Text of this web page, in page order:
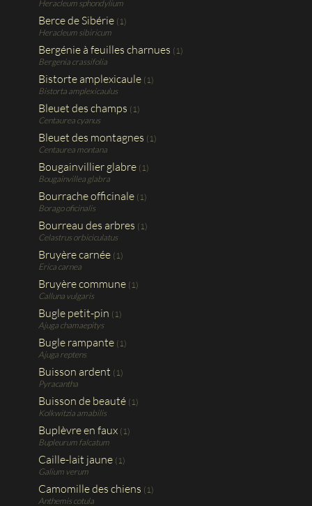
Heracleum sphondylium
Berce de Sibérie (1)
Heracleum sibiricum
Bergénie à feuilles charnues (1)
Bergenia crassifolia
Bistorte amplexicaule (1)
Bistorta amplexicaulus
Bleuet des champs (1)
Centaurea cyanus
Bleuet des montagnes (1)
Centaurea montana
Bougainvillier glabre (1)
Bougainvillea glabra
Bourrache officinale (1)
Borago oficinalis
Bourreau des arbres (1)
Celastrus orbiciculatus
Bruyère carnée (1)
Erica carnea
Bruyère commune (1)
Calluna vulgaris
Bugle petit-pin (1)
Ajuga chamaepitys
Bugle rampante (1)
Ajuga reptens
Buisson ardent (1)
Pyracantha
Buisson de beauté (1)
Kolkwitzia amabilis
Buplèvre en faux (1)
Bupleurum falcatum
Caille-lait jaune (1)
Galium verum
Camomille des chiens (1)
Anthemis cotula